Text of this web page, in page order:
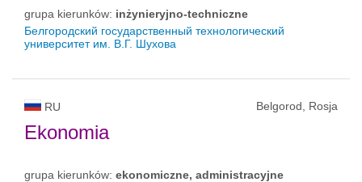
grupa kierunków: inżynieryjno-techniczne
Белгородский государственный технологический
университет им. В.Г. Шухова
RU Belgorod, Rosja
Ekonomia
grupa kierunków: ekonomiczne, administracyjne